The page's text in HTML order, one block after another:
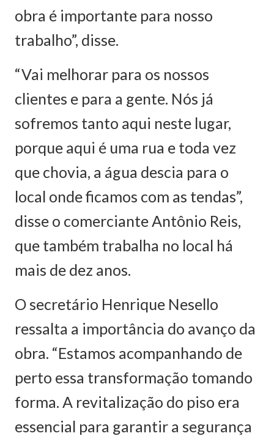
obra é importante para nosso
trabalho”, disse.
“Vai melhorar para os nossos
clientes e para a gente. Nós já
sofremos tanto aqui neste lugar,
porque aqui é uma rua e toda vez
que chovia, a água descia para o
local onde ficamos com as tendas”,
disse o comerciante Antônio Reis,
que também trabalha no local há
mais de dez anos.
O secretário Henrique Nesello
ressalta a importância do avanço da
obra. “Estamos acompanhando de
perto essa transformação tomando
forma. A revitalização do piso era
essencial para garantir a segurança